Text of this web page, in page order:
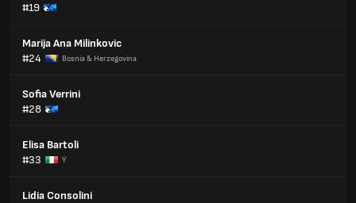
#19
Marija Ana Milinkovic
#24
Bosnia & Herzegovina
Sofia Verrini
#28
Elisa Bartoli
#33
Ý
Lidia Consolini